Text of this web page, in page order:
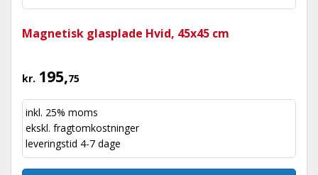
Magnetisk glasplade Hvid, 45x45 cm
kr. 195,75
inkl. 25% moms
ekskl. fragtomkostninger
leveringstid 4-7 dage